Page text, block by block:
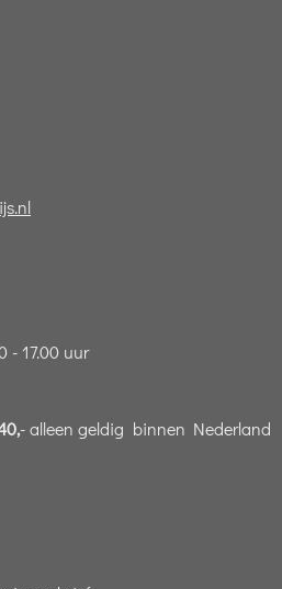
- 17.00 uur
- alleen geldig binnen Nederland